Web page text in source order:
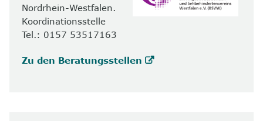
Nordrhein-Westfalen.
Koordinationsstelle
Tel.: 0157 53517163
Zu den Beratungsstellen